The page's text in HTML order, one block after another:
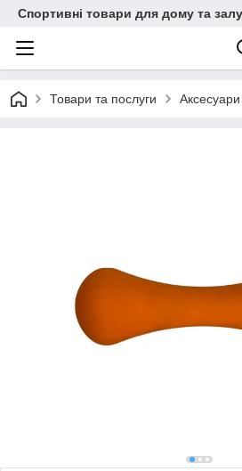
Спортивні товари для дому та залу
Товари та послуги